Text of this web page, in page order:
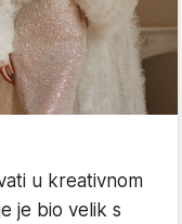
u kreativnom
je bio velik s